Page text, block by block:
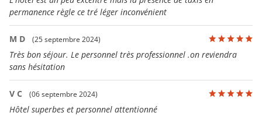
permanence règle ce tré léger inconvénient
M D (25 septembre 2024)
Très bon séjour. Le personnel très professionnel .on reviendra
sans hésitation
V C (06 septembre 2024)
Hôtel superbes et personnel attentionné